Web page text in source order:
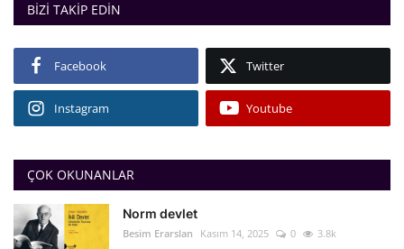
BIZI TAKIP EDIN
Facebook Twitter
Instagram Youtube
ÇOK OKUNANLAR
Norm devlet
Besim Erarslan Kasım 14, 2025 0 3.8k